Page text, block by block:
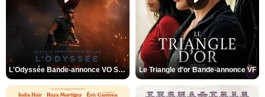
L'Odyssée Bande-annonce VO STFR Le Triangle d'or Bande-annonce VF